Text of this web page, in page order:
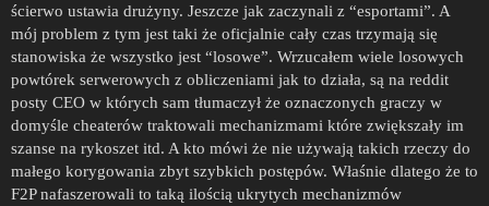
ścierwo ustawia drużyny. Jeszcze jak zaczynali z “esportami”. A
mój problem z tym jest taki że oficjalnie cały czas trzymają się
stanowiska że wszystko jest “losowe”. Wrzucałem wiele losowych
powtórek serwerowych z obliczeniami jak to działa, są na reddit
posty CEO w których sam tłumaczył że oznaczonych graczy w
domyśle cheaterów traktowali mechanizmami które zwiększały im
szanse na rykoszet itd. A kto mówi że nie używają takich rzeczy do
małego korygowania zbyt szybkich postępów. Właśnie dlatego że to
F2P nafaszerowali to taką ilością ukrytych mechanizmów